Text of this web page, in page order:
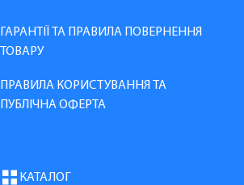
ГАРАНТІЇ ТА ПРАВИЛА ПОВЕРНЕННЯ
ТОВАРУ
ПРАВИЛА КОРИСТУВАННЯ ТА
ПУБЛІЧНА ОФЕРТА
КАТАЛОГ